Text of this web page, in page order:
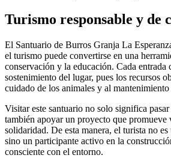
Turismo responsable y de
El Santuario de Burros Granja La
el turismo puede convertirse en una
conservación y la educación. Cada entrada
sostenimiento del lugar, pues los recursos
cuidado de los animales y al mantenimiento
Visitar este santuario no solo significa
también apoyar un proyecto que promueve
solidaridad. De esta manera, el turista no es
sino un participante activo en la
consciente con el entorno.